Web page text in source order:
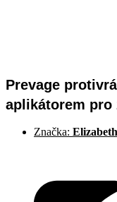
Prevage
aplikátorem pro
Značka: